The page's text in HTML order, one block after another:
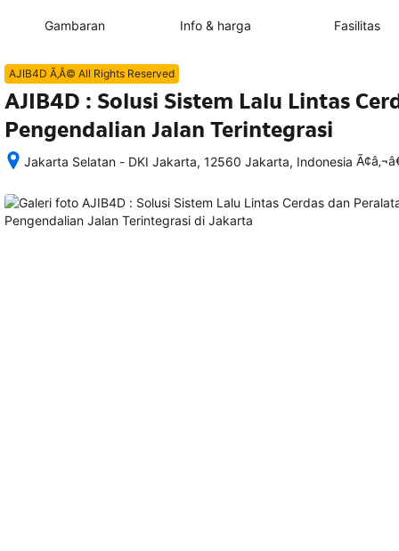
Gambaran Info & harga Fasilitas
AJIB4D Ã‚Â© All Rights Reserved
AJIB4D : Solusi Sistem Lalu Lintas
Pengendalian Jalan Terintegrasi
Jakarta Selatan - DKI Jakarta, 12560 Jakarta, Indonesia
memesan,
semua
rincian